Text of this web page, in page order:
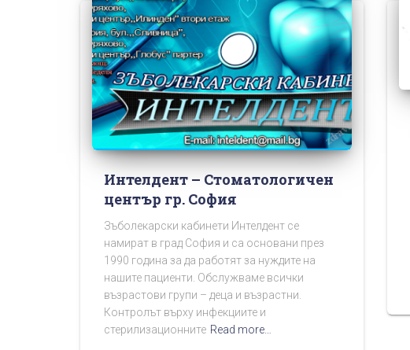
Интелдент – Стоматологичен
център гр. София
Зъболекарски кабинети Интелдент се
намират в град София и са основани през
1990 година за да работят за нуждите на
нашите пациенти. Обслужваме всички
възрастови групи – деца и възрастни.
Контролът върху инфекциите и
стерилизационните Read more…